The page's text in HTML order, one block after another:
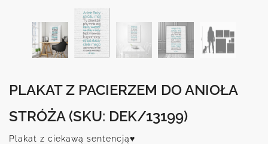
PLAKAT Z PACIERZEM DO ANIOŁA
STRÓŻA (SKU: DEK/13199)
Plakat z ciekawą sentencją♥